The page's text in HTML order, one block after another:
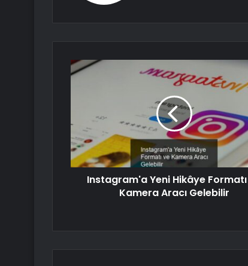
Instagram'a Yeni Hikâye
Kamera Aracı Gelebilir